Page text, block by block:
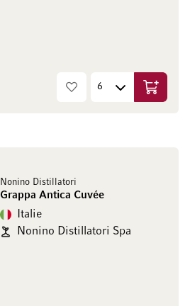
Ajouter
Nonino Distillatori
Grappa Antica Cuvée
Italie
Nonino Distillatori Spa